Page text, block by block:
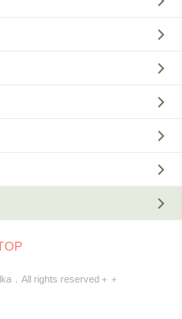
．All rights reserved＋＋